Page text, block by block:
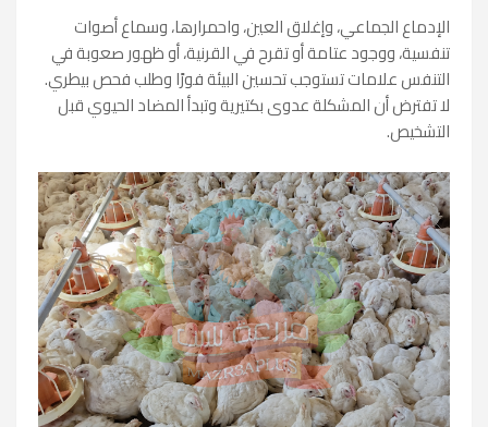
الإدماع الجماعي، وإغلاق العين، واحمرارها، وسماع أصوات
تنفسية، ووجود عتامة أو تقرح في القرنية، أو ظهور صعوبة في
التنفس علامات تستوجب تحسين البيئة فورًا وطلب فحص بيطري.
لا تفترض أن المشكلة عدوى بكتيرية وتبدأ المضاد الحيوي قبل
التشخيص.